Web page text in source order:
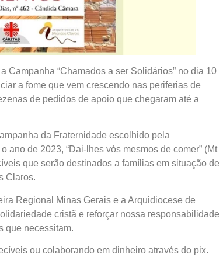
Campanha “Chamados a ser Solidários” no dia 10
a fome que vem crescendo nas periferias de
de pedidos de apoio que chegaram até a
da Fraternidade escolhido pela
de 2023, “Dai-lhes vós mesmos de comer” (Mt
que serão destinados a famílias em situação de
Claros.
Regional Minas Gerais e a Arquidiocese de
cristã e reforçar nossa responsabilidade
que necessitam.
ou colaborando em dinheiro através do pix.